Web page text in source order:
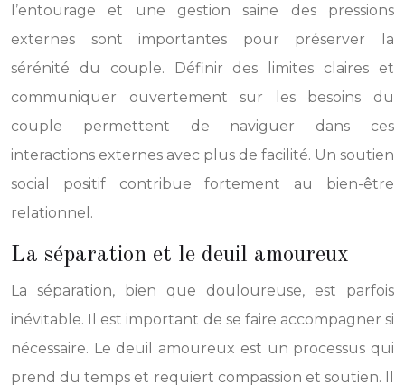
l’entourage et une gestion saine des pressions
externes sont importantes pour préserver la
sérénité du couple. Définir des limites claires et
communiquer ouvertement sur les besoins du
couple permettent de naviguer dans ces
interactions externes avec plus de facilité. Un soutien
social positif contribue fortement au bien-être
relationnel.
La séparation et le deuil amoureux
La séparation, bien que douloureuse, est parfois
inévitable. Il est important de se faire accompagner si
nécessaire. Le deuil amoureux est un processus qui
prend du temps et requiert compassion et soutien. Il